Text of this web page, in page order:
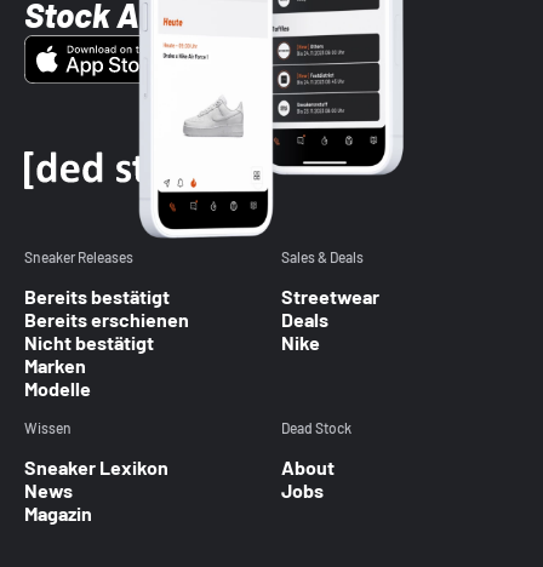
Stock App
Sneaker Releases
Bereits bestätigt
Bereits erschienen
Nicht bestätigt
Marken
Modelle
Sales & Deals
Streetwear
Deals
Nike
Wissen
Sneaker Lexikon
News
Magazin
Dead Stock
About
Jobs